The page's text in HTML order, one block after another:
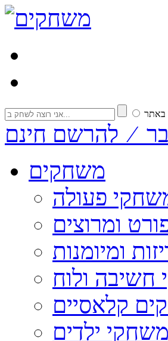
באתר
⁄ להרשם חינם
משחקים
פעולה
ומרוצים
ומיומנות
חשיבה ולוח
קלאסיים
משחקי ילדים